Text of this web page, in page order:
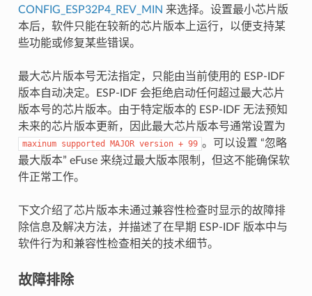
CONFIG_ESP32P4_REV_MIN 来选择。设置最小芯片版
本后，软件只能在较新的芯片版本上运行，以便支持某
些功能或修复某些错误。
最大芯片版本号无法指定，只能由当前使用的 ESP-IDF
版本自动决定。ESP-IDF 会拒绝启动任何超过最大芯片
版本号的芯片版本。由于特定版本的 ESP-IDF 无法预知
未来的芯片版本更新，因此最大芯片版本号通常设置为
maxinum supported MAJOR version + 99 。可以设置 “忽略
最大版本” eFuse 来绕过最大版本限制，但这不能确保软
件正常工作。
下文介绍了芯片版本未通过兼容性检查时显示的故障排
除信息及解决方法，并描述了在早期 ESP-IDF 版本中与
软件行为和兼容性检查相关的技术细节。
故障排除